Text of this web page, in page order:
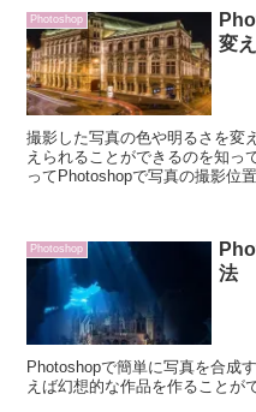
Photoshop
変
撮影した写真の色や明るさを変
えられることができるのを知っ
ってPhotoshopで写真の撮影位
Photoshop
法
Photoshopで簡単に写真を合成
えば幻想的な作品を作ることが